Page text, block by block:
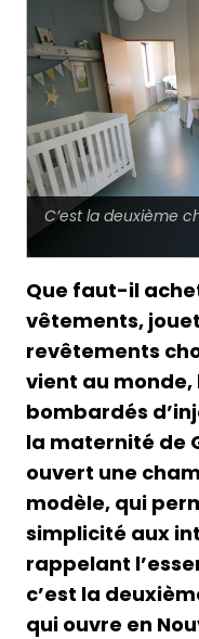
C’est la deuxième
Que faut-il
vêtements,
revêtements
vient au
bombardés
la maternité de
ouvert une
modèle, qui
simplicité aux
rappelant
c’est la
qui ouvre en